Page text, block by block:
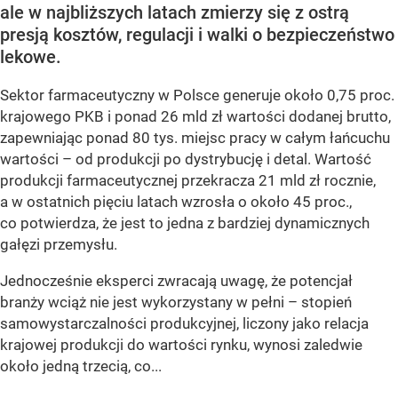
ale w najbliższych latach zmierzy się z ostrą
presją kosztów, regulacji i walki o bezpieczeństwo
lekowe.
Sektor farmaceutyczny w Polsce generuje około 0,75 proc.
krajowego PKB i ponad 26 mld zł wartości dodanej brutto,
zapewniając ponad 80 tys. miejsc pracy w całym łańcuchu
wartości – od produkcji po dystrybucję i detal. Wartość
produkcji farmaceutycznej przekracza 21 mld zł rocznie,
a w ostatnich pięciu latach wzrosła o około 45 proc.,
co potwierdza, że jest to jedna z bardziej dynamicznych
gałęzi przemysłu.
Jednocześnie eksperci zwracają uwagę, że potencjał
branży wciąż nie jest wykorzystany w pełni – stopień
samowystarczalności produkcyjnej, liczony jako relacja
krajowej produkcji do wartości rynku, wynosi zaledwie
około jedną trzecią, co...